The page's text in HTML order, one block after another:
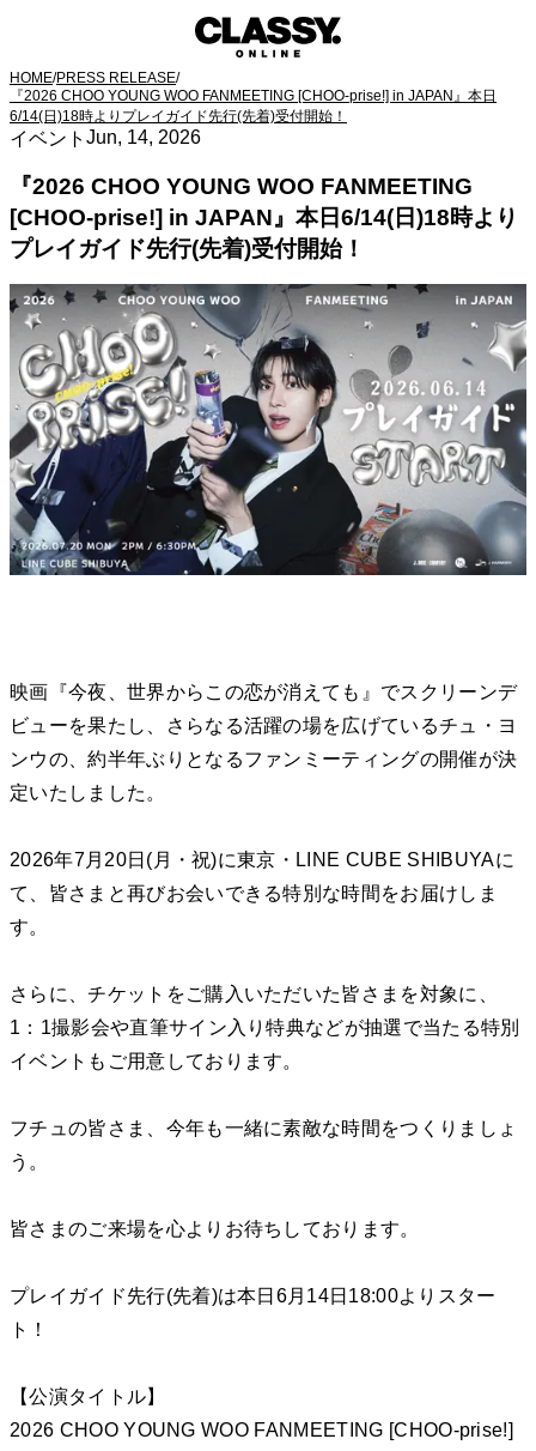
HOME/PRESS RELEASE/
『2026 CHOO YOUNG WOO FANMEETING [CHOO-prise!] in JAPAN』本日
6/14(日)18時よりプレイガイド先行(先着)受付開始！
イベント Jun, 14, 2026
『2026 CHOO YOUNG WOO FANMEETING
[CHOO-prise!] in JAPAN』本日6/14(日)18時より
プレイガイド先行(先着)受付開始！
映画『今夜、世界からこの恋が消えても』でスクリーンデ
ビューを果たし、さらなる活躍の場を広げているチュ・ヨ
ンウの、約半年ぶりとなるファンミーティングの開催が決
定いたしました。
2026年7月20日(月・祝)に東京・LINE CUBE SHIBUYAに
て、皆さまと再びお会いできる特別な時間をお届けしま
す。
さらに、チケットをご購入いただいた皆さまを対象に、
1：1撮影会や直筆サイン入り特典などが抽選で当たる特別
イベントもご用意しております。
フチュの皆さま、今年も一緒に素敵な時間をつくりましょ
う。
皆さまのご来場を心よりお待ちしております。
プレイガイド先行(先着)は本日6月14日18:00よりスター
ト！
【公演タイトル】
2026 CHOO YOUNG WOO FANMEETING [CHOO-prise!]